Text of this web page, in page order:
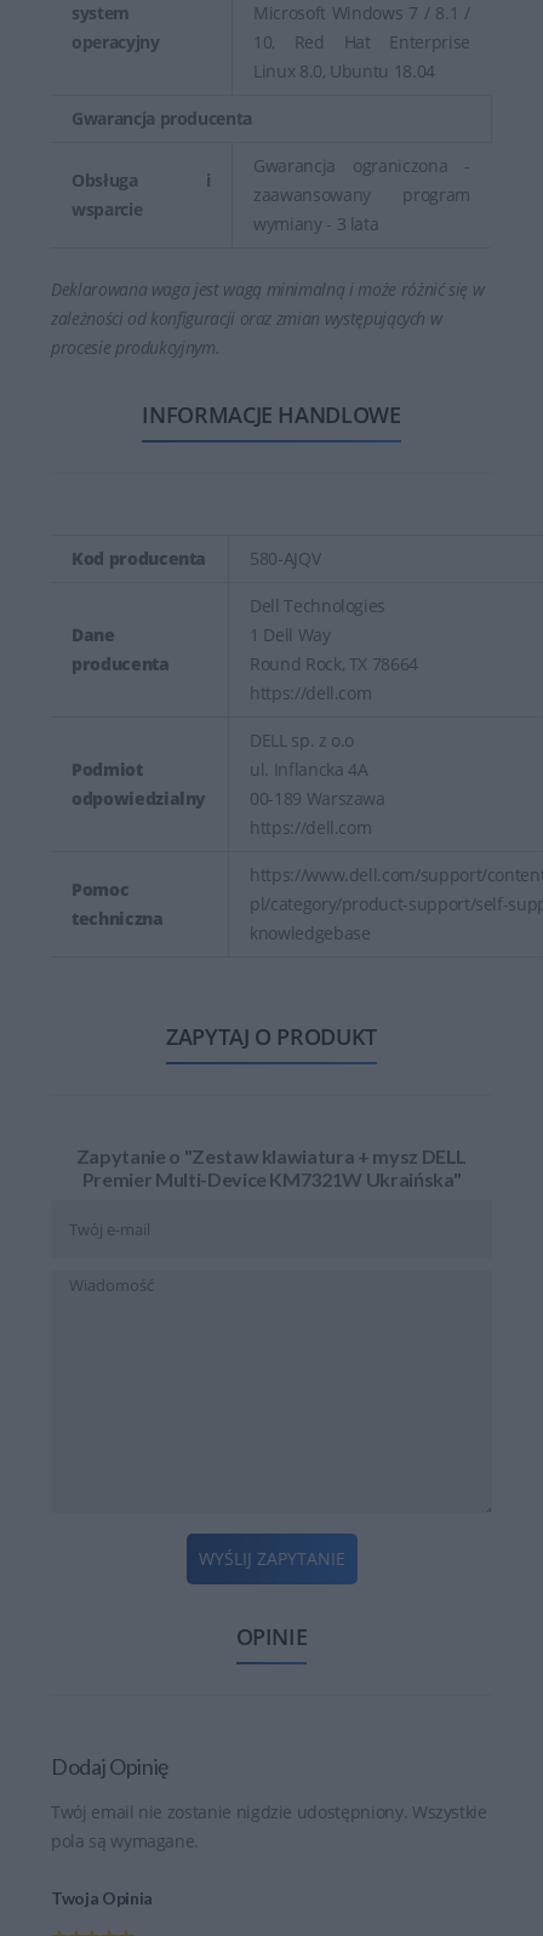
system
operacyjny
Microsoft Windows 7 / 8.1 /
10, Red Hat Enterprise
Linux 8.0, Ubuntu 18.04
Gwarancja producenta
Obsługa i
wsparcie
Gwarancja ograniczona -
zaawansowany program
wymiany - 3 lata
Deklarowana waga jest wagą minimalną i może różnić się w
zależności od konfiguracji oraz zmian występujących w
procesie produkcyjnym.
INFORMACJE HANDLOWE
Kod producenta 580-AJQV
Dane
producenta
Dell Technologies
1 Dell Way
Round Rock, TX 78664
https://dell.com
Podmiot
odpowiedzialny
DELL sp. z o.o
ul. Inflancka 4A
00-189 Warszawa
https://dell.com
Pomoc
techniczna
https://www.dell.com/support/
pl/category/product-support/self-
knowledgebase
ZAPYTAJ O PRODUKT
Zapytanie o "Zestaw klawiatura + mysz DELL
Premier Multi-Device KM7321W Ukraińska"
WYŚLIJ ZAPYTANIE
OPINIE
Dodaj Opinię
Twój email nie zostanie nigdzie udostępniony. Wszystkie
pola są wymagane.
Twoja Opinia